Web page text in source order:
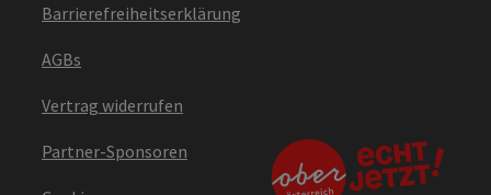
Barrierefreiheitserklärung
AGBs
Vertrag widerrufen
Partner-Sponsoren